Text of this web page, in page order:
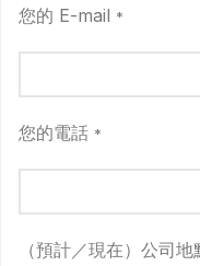
您的 E-mail *
您的電話 *
（預計／現在）公司地